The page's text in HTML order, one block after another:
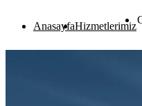
AnasayfaHizmetlerimiz